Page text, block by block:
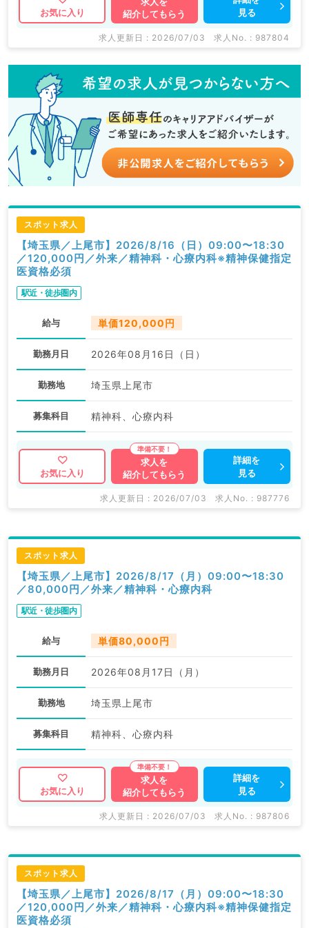
お気に入り
紹介してもらう
見る
求人更新日 : 2026/07/03 求人No. : 987804
スポット求人
【埼玉県／上尾市】2026/8/16（日）09:00〜18:30
／120,000円／外来／精神科・心療内科※精神保健指定
医資格必須
駅近・徒歩圏内
給与 単価120,000円
勤務月日 2026年08月16日（日）
勤務地 埼玉県上尾市
募集科目 精神科、心療内科
お気に入り
求人を
紹介してもらう
詳細を
見る
求人更新日 : 2026/07/03 求人No. : 987776
スポット求人
【埼玉県／上尾市】2026/8/17（月）09:00〜18:30
／80,000円／外来／精神科・心療内科
駅近・徒歩圏内
給与 単価80,000円
勤務月日 2026年08月17日（月）
勤務地 埼玉県上尾市
募集科目 精神科、心療内科
お気に入り
求人を
紹介してもらう
詳細を
見る
求人更新日 : 2026/07/03 求人No. : 987806
スポット求人
【埼玉県／上尾市】2026/8/17（月）09:00〜18:30
／120,000円／外来／精神科・心療内科※精神保健指定
医資格必須